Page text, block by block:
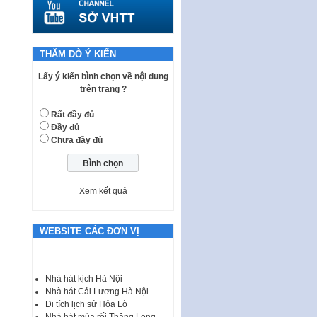
quy phạm pháp luật của HĐND
Thành phố triển khai thi…
Nghị quyết ban hành quy chế
tiếp công dân của Thường trực
HĐND, đại biểu HĐND thành…
Nghị quyết về một số chính sách
ưu đãi, hỗ trợ phát triển hạ tầng,
tổ chức…
Nghị quyết quy định một số nội
dung và định mức chi quản lý
hoạt động khoa…
một số hành vi vi phạm hành
Phê duyệt Chương trình phát
triển kinh tế số và xã hội số giai
I. CHỈ TIÊU VÀ VỊ TRÍ VIỆC LÀM
TUYỂN DỤNG LAO ĐỘNG HỢP
ĐỒNG Tổng số chỉ…
THĂM DÒ Ý KIẾN
Lấy ý kiến bình chọn về nội dung
trên trang ?
Rất đầy đủ
Đầy đủ
Chưa đầy đủ
Xem kết quả
WEBSITE CÁC ĐƠN VỊ
Nhà hát kịch Hà Nội
Nhà hát Cải Lương Hà Nội
Di tích lịch sử Hỏa Lò